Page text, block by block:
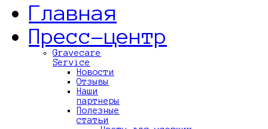
Главная
Пресс-центр
Gravecare
Service
Новости
Отзывы
Наши
партнеры
Полезные
статьи